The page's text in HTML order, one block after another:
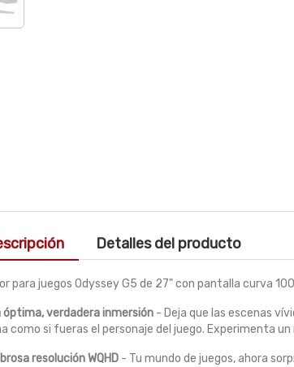
Detalles del producto
para juegos Odyssey G5 de 27" con pantalla curva
óptima, verdadera inmersión - Deja que las escenas
como si fueras el personaje del juego. Experimenta
resolución WQHD - Tu mundo de juegos, ahora